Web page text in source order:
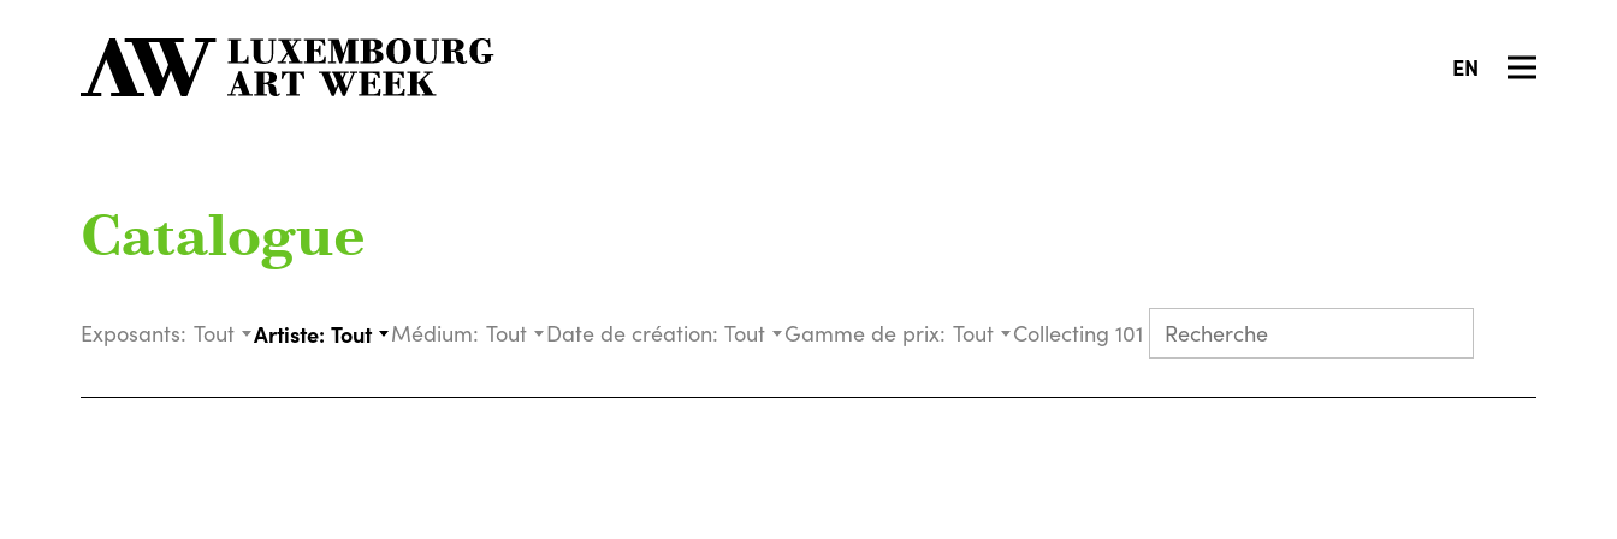
EN
Catalogue
Exposants: Tout Artiste: Tout Médium: Tout Date de création: Tout Gamme de prix: Tout Collecting 101